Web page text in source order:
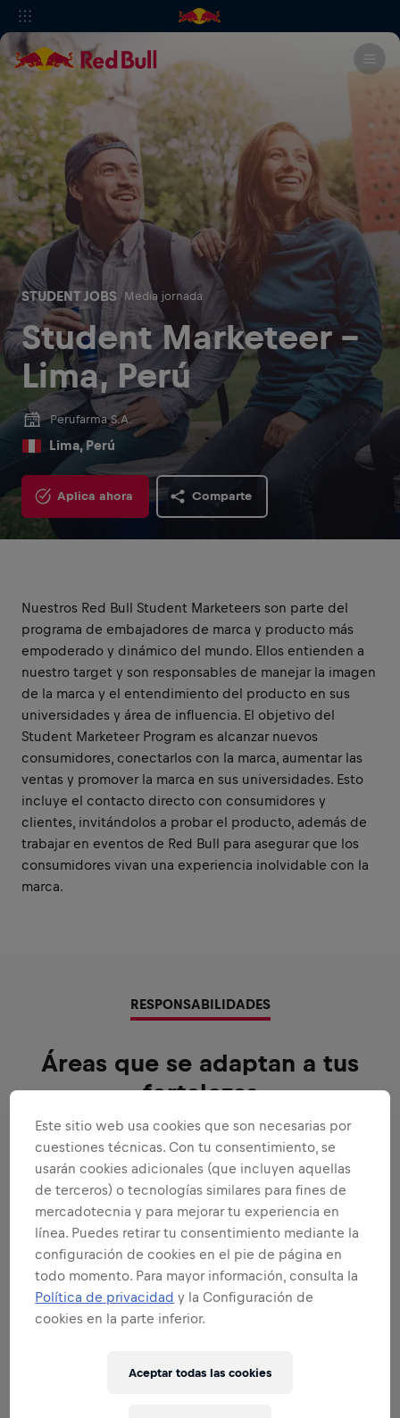
STUDENT JOBS Media jornada
Student Marketeer -
Lima, Perú
Perufarma S.A.
Lima, Perú
Aplica ahora Comparte
Nuestros Red Bull Student Marketeers son parte del
programa de embajadores de marca y producto más
empoderado y dinámico del mundo. Ellos entienden a
nuestro target y son responsables de manejar la imagen
de la marca y el entendimiento del producto en sus
universidades y área de influencia. El objetivo del
Student Marketeer Program es alcanzar nuevos
consumidores, conectarlos con la marca, aumentar las
ventas y promover la marca en sus universidades. Esto
incluye el contacto directo con consumidores y
clientes, invitándolos a probar el producto, además de
trabajar en eventos de Red Bull para asegurar que los
consumidores vivan una experiencia inolvidable con la
marca.
RESPONSABILIDADES
Áreas que se adaptan a tus
fortalezas
Todas las responsabilidades que te
confiaremos:
Ampliar todas
SE UN EMBAJADOR DE LA MARCA Y
PRODUCTO
Este sitio web usa cookies que son necesarias por
cuestiones técnicas. Con tu consentimiento, se
usarán cookies adicionales (que incluyen aquellas
de terceros) o tecnologías similares para fines de
mercadotecnia y para mejorar tu experiencia en
línea. Puedes retirar tu consentimiento mediante la
configuración de cookies en el pie de página en
todo momento. Para mayor información, consulta la
Política de privacidad y la Configuración de
cookies en la parte inferior.
Aceptar todas las cookies